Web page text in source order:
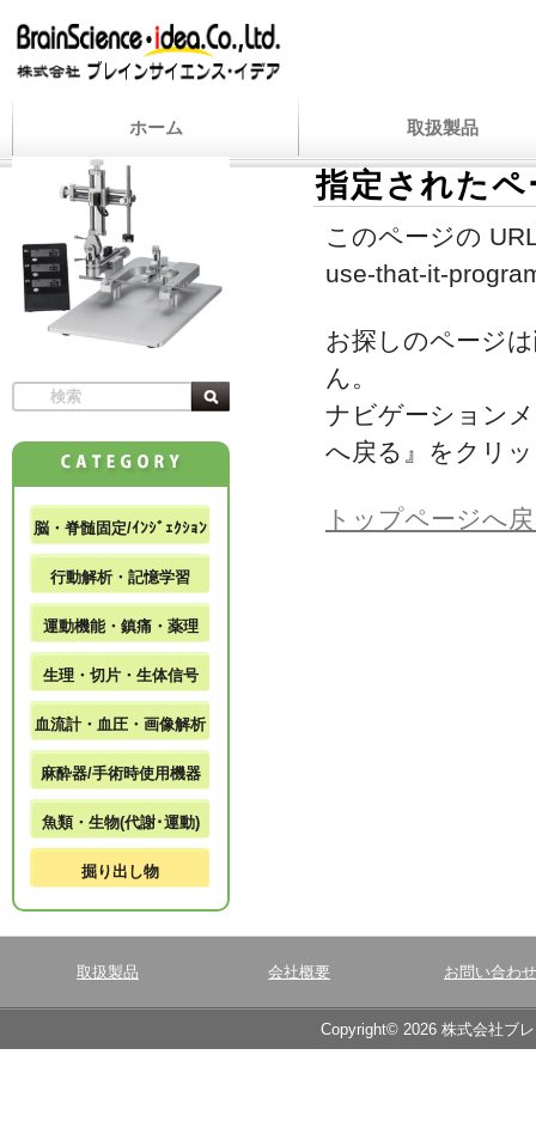
ホーム 取扱製品
指定された
このページの
use-that-it-
お探しのページ
ん。
ナビゲーション
へ戻る』をクリ
トップページへ
脳・脊髄固定/ｲﾝｼﾞｪｸｼｮﾝ
行動解析・記憶学習
運動機能・鎮痛・薬理
生理・切片・生体信号
血流計・血圧・画像解析
麻酔器/手術時使用機器
魚類・生物(代謝･運動)
掘り出し物
取扱製品 会社概要 お問い合わせ
Copyright© 2026 株式会社ブ